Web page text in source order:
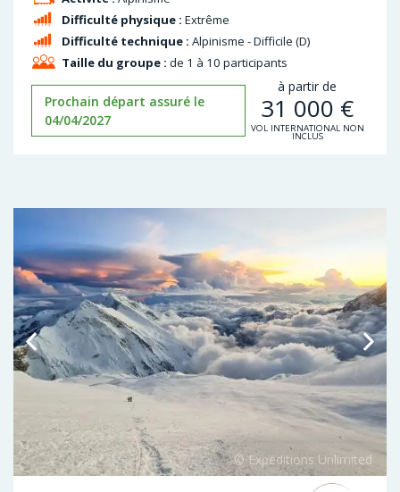
Difficulté physique : Extrême
Difficulté technique : Alpinisme - Difficile (D)
Taille du groupe : de 1 à 10 participants
Prochain départ assuré le
04/04/2027
à partir de
31 000 €
VOL INTERNATIONAL NON
INCLUS